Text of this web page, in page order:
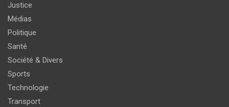
Justice
Médias
Politique
Santé
Société & Divers
Sports
Technologie
Transport